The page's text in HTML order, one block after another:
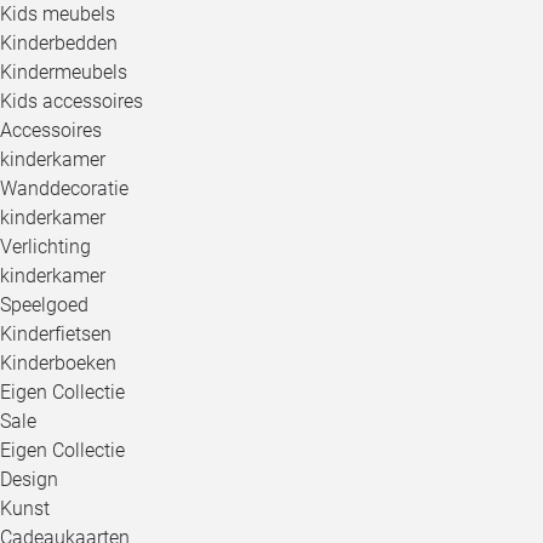
Kids meubels
Kinderbedden
Kindermeubels
Kids accessoires
Accessoires
kinderkamer
Wanddecoratie
kinderkamer
Verlichting
kinderkamer
Speelgoed
Kinderfietsen
Kinderboeken
Eigen Collectie
Sale
Eigen Collectie
Design
Kunst
Cadeaukaarten